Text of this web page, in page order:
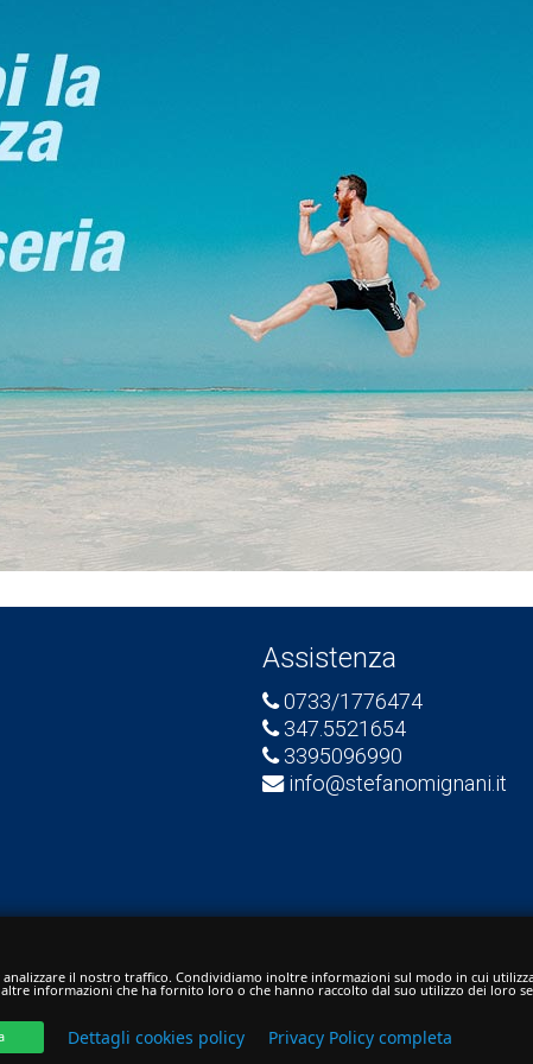
Assistenza
0733/1776474
347.5521654
3395096990
info@stefanomignani.it
Hosted & created by Clion
il nostro traffico. Condividiamo inoltre informazioni sul modo in cui
informazioni che ha fornito loro o che hanno raccolto dal suo utilizzo dei loro
Dettagli cookies policy Privacy Policy completa